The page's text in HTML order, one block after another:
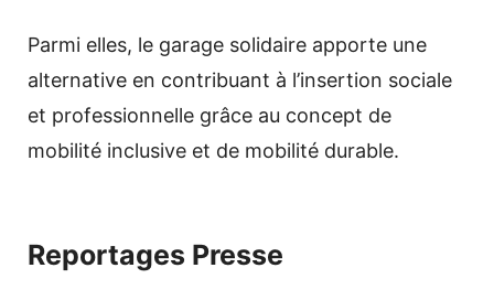
Parmi elles, le garage solidaire apporte une
alternative en contribuant à l’insertion sociale
et professionnelle grâce au concept de
mobilité inclusive et de mobilité durable.
Reportages Presse